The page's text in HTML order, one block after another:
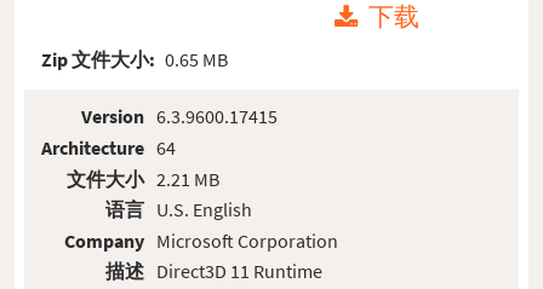
下载
Zip 文件大小: 0.65 MB
Version
Architecture
文件大小
语言
Company
描述
6.3.9600.17415
64
2.21 MB
U.S. English
Microsoft Corporation
Direct3D 11 Runtime